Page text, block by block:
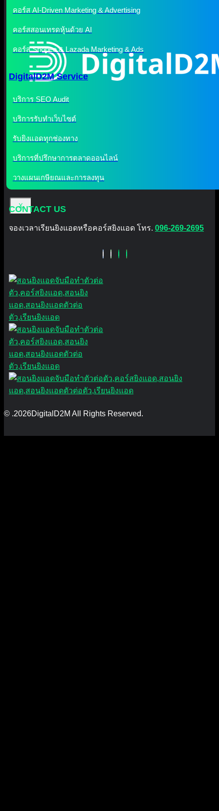
X
คอร์ส AI-Driven Marketing & Advertising
คอร์สสอนเทรดหุ้นด้วย AI
คอร์ส Shopee & Lazada Marketing & Ads
DigitalD2M Service
บริการ SEO Audit
บริการรับทำเว็บไซต์
รับยิงแอดทุกช่องทาง
บริการที่ปรึกษาการตลาดออนไลน์
วางแผนเกษียณและการลงทุน
CONTACT US
จองเวลาเรียนยิงแอดหรือคอร์สยิงแอด โทร. 096-269-2695
© .2026DigitalD2M All Rights Reserved.